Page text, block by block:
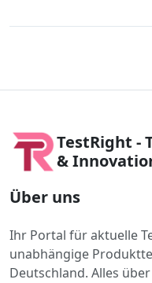
TestRight -
&
Über uns
Ihr Portal für aktuelle
unabhängige
Deutschland. Alles